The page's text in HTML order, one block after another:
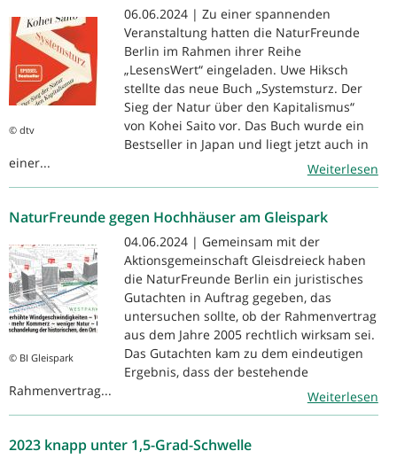
© dtv
06.06.2024 | Zu einer spannenden
Veranstaltung hatten die NaturFreunde
Berlin im Rahmen ihrer Reihe
„LesensWert“ eingeladen. Uwe Hiksch
stellte das neue Buch „Systemsturz. Der
Sieg der Natur über den Kapitalismus“
von Kohei Saito vor. Das Buch wurde ein
Bestseller in Japan und liegt jetzt auch in
einer...
Weiterlesen
NaturFreunde gegen Hochhäuser am Gleispark
© BI Gleispark
04.06.2024 | Gemeinsam mit der
Aktionsgemeinschaft Gleisdreieck haben
die NaturFreunde Berlin ein juristisches
Gutachten in Auftrag gegeben, das
untersuchen sollte, ob der Rahmenvertrag
aus dem Jahre 2005 rechtlich wirksam sei.
Das Gutachten kam zu dem eindeutigen
Ergebnis, dass der bestehende
Rahmenvertrag...
Weiterlesen
2023 knapp unter 1,5-Grad-Schwelle